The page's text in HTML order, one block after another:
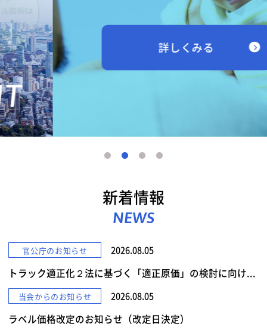
詳しくみる
新着情報
NEWS
官公庁のお知らせ 2026.08.05
トラック適正化２法に基づく「適正原価」の検討に向け...
当会からのお知らせ 2026.08.05
ラベル価格改定のお知らせ（改定日決定）